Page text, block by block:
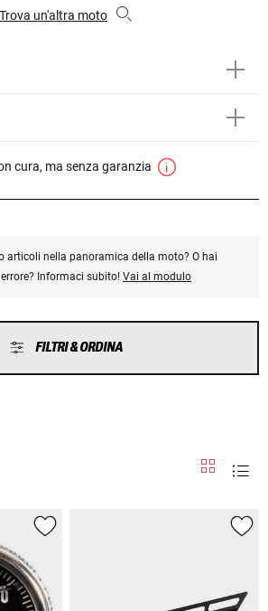
Trova un'altra moto
cura, ma senza garanzia
articoli nella panoramica della moto? O hai
Informaci subito! Vai al modulo
FILTRI & ORDINA